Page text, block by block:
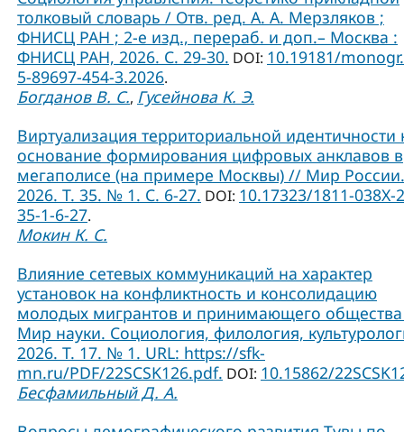
толковый словарь / Отв. ред. А. А. Мерзляков ;
ФНИСЦ РАН ; 2-е изд., перераб. и доп.– Москва :
ФНИСЦ РАН, 2026. С. 29-30. DOI: 10.19181/
5-89697-454-3.2026.
Богданов В. С., Гусейнова К. Э.
Виртуализация территориальной идентичности
основание формирования цифровых анклавов в
мегаполисе (на примере Москвы) // Мир России.
2026. Т. 35. № 1. С. 6-27. DOI: 10.17323/1811-038Х-
35-1-6-27.
Мокин К. С.
Влияние сетевых коммуникаций на характер
установок на конфликтность и консолидацию
молодых мигрантов и принимающего
Мир науки. Социология, филология,
2026. Т. 17. № 1. URL: https://sfk-
mn.ru/PDF/22SCSK126.pdf. DOI: 10.15862/
Бесфамильный Д. А.